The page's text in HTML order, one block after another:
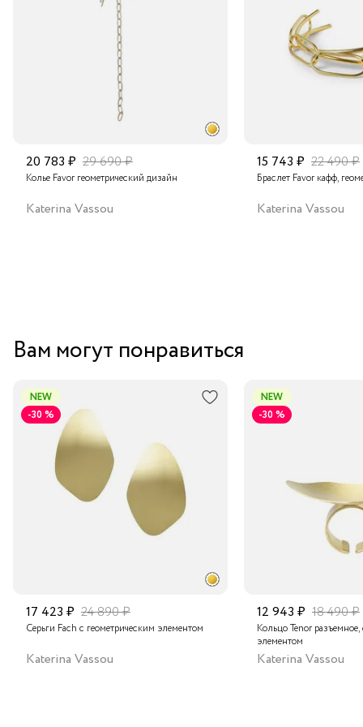
Подробнее о сроках доставки
20 783 ₽ 29 690 ₽
Колье Favor геометрический дизайн
Katerina Vassou
15 743 ₽ 22 490 ₽
Браслет Favor кафф,
Katerina Vassou
Вам могут понравиться
NEW
-30 %
17 423 ₽ 24 890 ₽
Серьги Fach с геометрическим элементом
Katerina Vassou
NEW
-30 %
12 943 ₽ 18 490 ₽
Кольцо Tenor
элементом
Katerina Vassou